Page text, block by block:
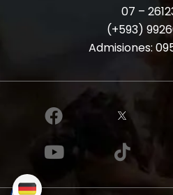
07 –
(+593)
Admisiones: